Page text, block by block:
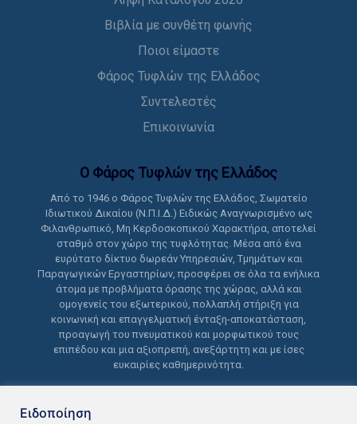
Βιβλία με συνθέτη φωνής
Ποιοι είμαστε
Φάρος Τυφλών της Ελλάδος
Συντελεστές
Επικοινωνία
Ο Φάρος Τυφλών της Ελλάδoς
Από το 1946 ο Φάρος Τυφλών της Ελλάδος, Σωματείο
Ιδιωτικού Δικαίου (Ν.Π.Ι.Δ.) Ειδικώς Αναγνωρισμένο ως
Φιλανθρωπικό, Μη Κερδοσκοπικού Χαρακτήρα, αποτελεί
σταθμό στον χώρο της τυφλότητας. Μέσα από ένα
ευρύτατο δίκτυο δωρεάν Υπηρεσιών, Τμημάτων και
Παραγωγικών Εργαστηρίων, προσφέρει σε όλα τα ενήλικα
άτομα με προβλήματα όρασης της χώρας, αλλά και
ομογενείς του εξωτερικού, πολλαπλή στήριξη για
κοινωνική και επαγγελματική ένταξη-αποκατάσταση,
προαγωγή του πνευματικού και μορφωτικού τους
επιπέδου και μια αξιοπρεπή, ανεξάρτητη και με ίσες
ευκαιρίες καθημερινότητα.
Ειδοποίηση